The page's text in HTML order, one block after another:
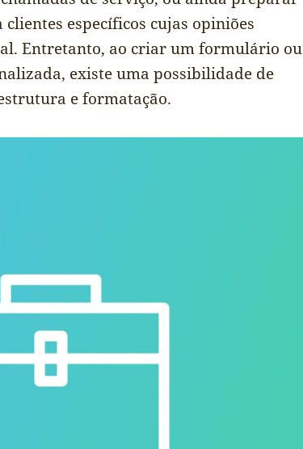
específicos cujas opiniões
Entretanto, ao criar um formulário ou
existe uma possibilidade de
e formatação.